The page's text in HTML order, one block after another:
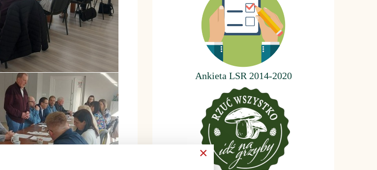
Ankieta LSR 2014-2020
×